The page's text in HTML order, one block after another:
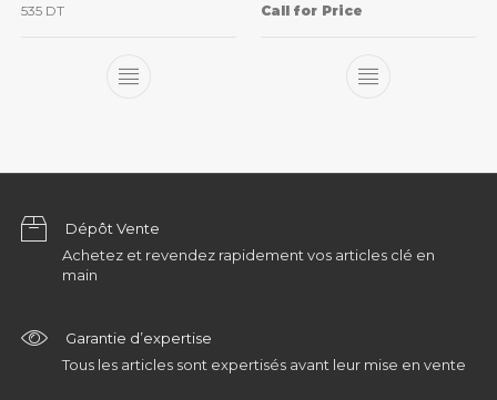
535 DT
Call for Price
Dépôt Vente
Achetez et revendez rapidement vos articles clé en
main
Garantie d’expertise
Tous les articles sont expertisés avant leur mise en vente